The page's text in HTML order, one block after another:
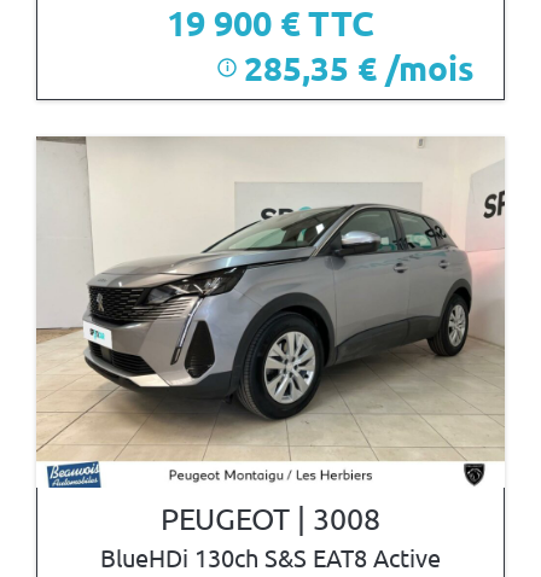
19 900 € TTC
i 285,35 € /mois
PEUGEOT | 3008
BlueHDi 130ch S&S EAT8 Active